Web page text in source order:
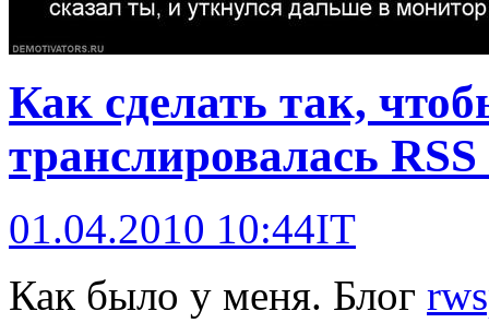
Как сделать так,
транслировалась RSS
01.04.2010 10:44IT
Как было у меня. Блог